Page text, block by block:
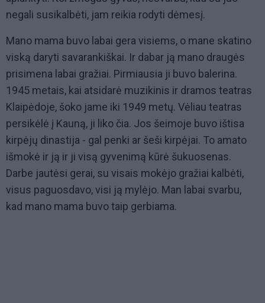
negali susikalbėti, jam reikia rodyti dėmesį.
Mano mama buvo labai gera visiems, o mane skatino
viską daryti savarankiškai. Ir dabar ją mano draugės
prisimena labai gražiai. Pirmiausia ji buvo balerina.
1945 metais, kai atsidarė muzikinis ir dramos teatras
Klaipėdoje, šoko jame iki 1949 metų. Vėliau teatras
persikėlė į Kauną, ji liko čia. Jos šeimoje buvo ištisa
kirpėjų dinastija - gal penki ar šeši kirpėjai. To amato
išmokė ir ją ir ji visą gyvenimą kūrė šukuosenas.
Darbe jautėsi gerai, su visais mokėjo gražiai kalbėti,
visus paguosdavo, visi ją mylėjo. Man labai svarbu,
kad mano mama buvo taip gerbiama.